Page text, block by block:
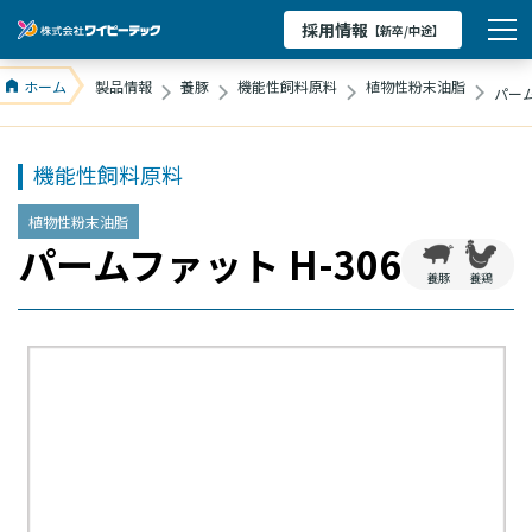
採用情報 【新卒/中途】
ホーム 製品情報 養豚 機能性飼料原料 植物性粉末油脂 パー
機能性飼料原料
植物性粉末油脂
パームファット H-306 養豚 養鶏